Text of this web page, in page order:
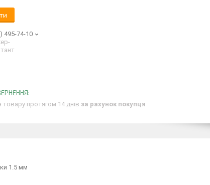
495-74-10
товару протягом 14 днів за рахунок покупця
1.5 мм